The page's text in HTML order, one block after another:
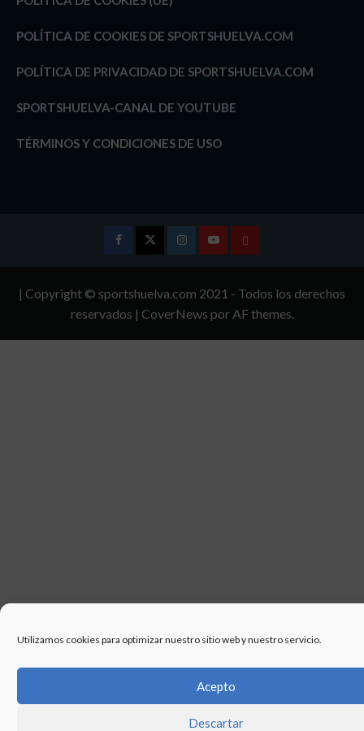
Utilizamos cookies para optimizar nuestro sitio web y nuestro servicio.
Acepto
Descartar
POLÍTICA DE COOKIES DE SPORTSHUELVA.COM
POLÍTICA DE PRIVACIDAD DE SPORTSHUELVA.COM
SPORTSHUELVA-CANAL DE YOUTUBE
TÉRMINOS Y CONDICIONES DE USO
InstagramYoutubeTÉRMINOS
CONDICIONES
| Copyright © sportshuelva.com 2021 - Todos los derechos
reservados | CoverNews por AF themes.